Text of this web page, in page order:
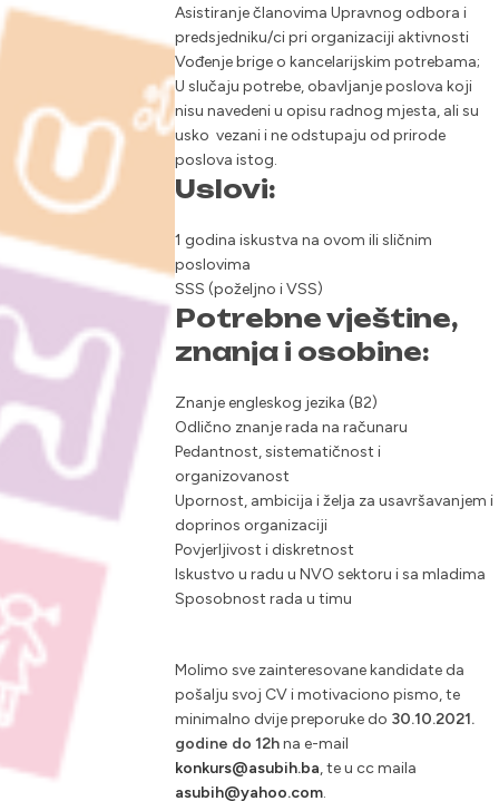
Asistiranje članovima Upravnog odbora i
predsjedniku/ci pri organizaciji aktivnosti
Vođenje brige o kancelarijskim potrebama;
U slučaju potrebe, obavljanje poslova koji
nisu navedeni u opisu radnog mjesta, ali su
usko vezani i ne odstupaju od prirode
poslova istog.
Uslovi:
1 godina iskustva na ovom ili sličnim
poslovima
SSS (poželjno i VSS)
Potrebne vještine,
znanja i osobine:
Znanje engleskog jezika (B2)
Odlično znanje rada na računaru
Pedantnost, sistematičnost i
organizovanost
Upornost, ambicija i želja za usavršavanjem i
doprinos organizaciji
Povjerljivost i diskretnost
Iskustvo u radu u NVO sektoru i sa mladima
Sposobnost rada u timu
Molimo sve zainteresovane kandidate da
pošalju svoj CV i motivaciono pismo, te
minimalno dvije preporuke do 30.10.2021.
godine do 12hna e-mail
konkurs@asubih.ba, te u cc maila
asubih@yahoo.com.